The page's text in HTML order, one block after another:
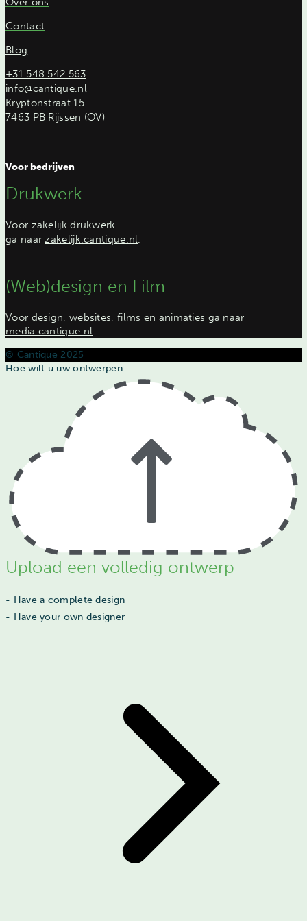
Contact
Blog
+31 548 542 563
info@cantique.nl
Kryptonstraat 15
7463 PB Rijssen (OV)
Voor bedrijven
Drukwerk
Voor zakelijk drukwerk
ga naarzakelijk.cantique.nl.
(Web)design en Film
Voor design, websites, films en animaties ga naar
media.cantique.nl.
© Cantique 2025
Hoe wilt u uw ontwerpen
Upload een volledig ontwerp
- Have a complete design
- Have your own designer